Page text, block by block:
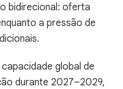
bidirecional: oferta
a pressão de
global de
durante 2027–2029,